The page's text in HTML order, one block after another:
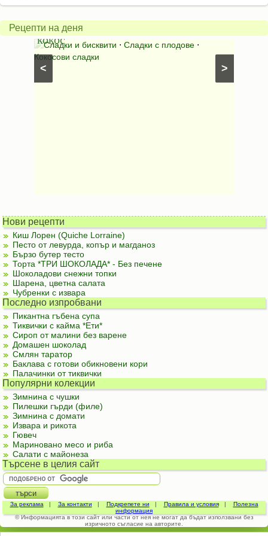
Рецепти на деня
>
<
плодове
и
кокос
Сладки и бисквити ⋅ Сладки с плодове ⋅
Кокосови сладки
ден*
Нови рецепти
Киш Лорен (Quiche Lorraine)
Песто от левурда, копър и магданоз
Бързо бутер тесто
Торта *ТРИ ШОКОЛАДА* - Без печене
Шоколадови снежни топки
Шарена, цветна салата
Чубренки с извара
Последно изпробвани
Пикантна гъбена супа
Тиквички с кайма *Ети*
Сироп от малини без варене
Домашен шоколад
Смлян таратор
Баклава с готови обикновени кори
Палачинки от тиквички
Популярни колекции
Зимнина с чушки
Пилешки гърди (филе)
Зимнина с домати
Извара и рикота
Гювеч
Мариновано месо и риба
Салати с майонеза
Търсене в целия сайт
За реклама | За контакти | Подкрепете ни | Правила и условия| Полезна
информация
© Информацията в този сайт или части от нея не могат да бъдат използвани без
изричното съгласие на авторите.